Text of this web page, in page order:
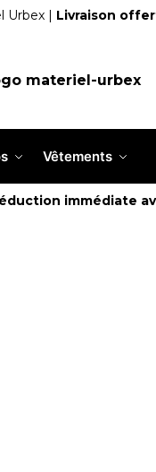
Urbex | Livraison
Vêtements
immédiate